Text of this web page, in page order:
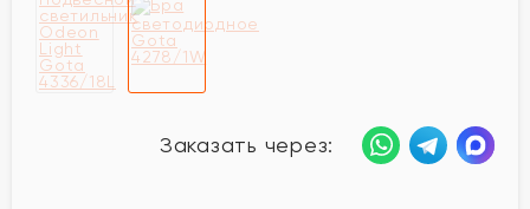
Заказать через: